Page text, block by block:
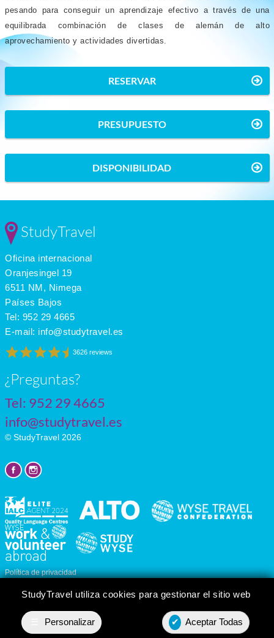
Presupuesto Contact
pesando para conseguir un aprendizaje efectivo a través de una
equilibrada combinación de clases de alemán de alto
aprovechamiento y actividades divertidas.
RESERVAR
PRESUPUESTO
DISPONIBILIDAD
StudyTravel utiliza cookies para gestionar el sitio web
Personalizar ✔ Aceptar Todas
StudyTravel
Oficina internacional
Oranjesingel 19
6511 NM, Nimega
Países Bajos
Tel: 952 29 4665
E-mail: info@studytravel.es
3626 reviews
¿Preguntas?
Tel: 952 29 4665
info@studytravel.es
© StudyTravel 2026
Política de privacidad